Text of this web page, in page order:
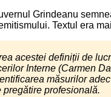
Grindeanu
Textul era
acestei definiții de
Interne (Carmen
măsurilor
pregătire profesională.